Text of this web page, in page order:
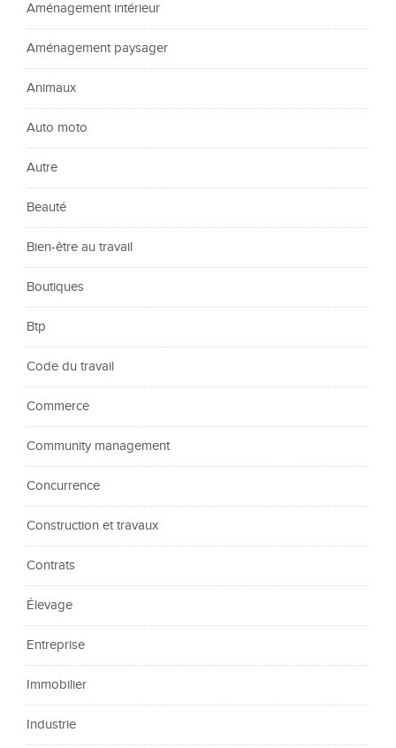
Aménagement intérieur
Aménagement paysager
Animaux
Auto moto
Autre
Beauté
Bien-être au travail
Boutiques
Btp
Code du travail
Commerce
Community management
Concurrence
Construction et travaux
Contrats
Élevage
Entreprise
Immobilier
Industrie